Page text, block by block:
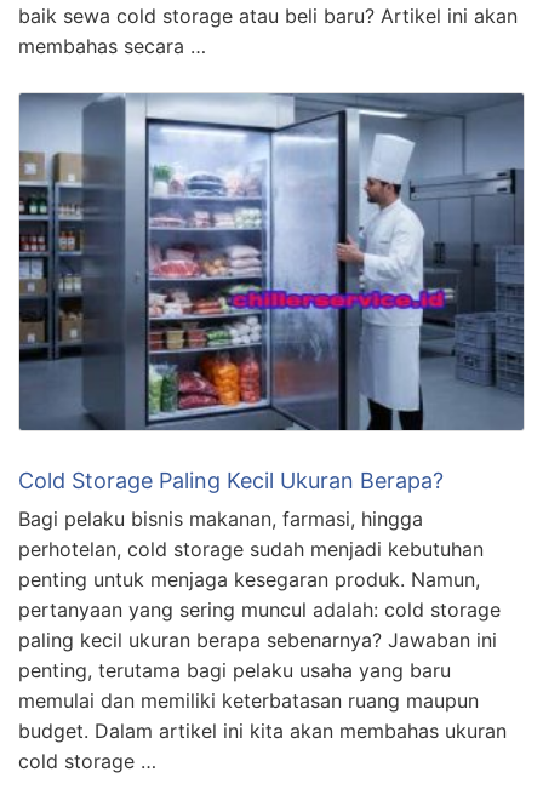
baik sewa cold storage atau beli baru? Artikel ini akan
membahas secara …
Cold Storage Paling Kecil Ukuran Berapa?
Bagi pelaku bisnis makanan, farmasi, hingga
perhotelan, cold storage sudah menjadi kebutuhan
penting untuk menjaga kesegaran produk. Namun,
pertanyaan yang sering muncul adalah: cold storage
paling kecil ukuran berapa sebenarnya? Jawaban ini
penting, terutama bagi pelaku usaha yang baru
memulai dan memiliki keterbatasan ruang maupun
budget. Dalam artikel ini kita akan membahas ukuran
cold storage …